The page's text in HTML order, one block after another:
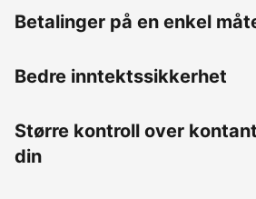
Betalinger på en enkel
Bedre inntektssikkerhet
Større kontroll over
din